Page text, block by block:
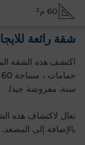
60 م²
شقة رائعة للايجار بغوثي. 1
سنة. مفروشة جيدا.
تعال لاكتشاف هذه
بالإضافة إلى المصعد.